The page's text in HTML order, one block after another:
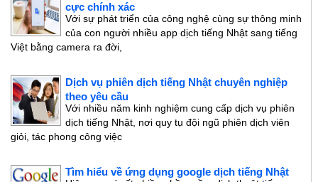
cực chính xác
Với sự phát triển của công nghệ cùng sự thông minh
của con người nhiều app dịch tiếng Nhật sang tiếng
Việt bằng camera ra đời,
Dịch vụ phiên dịch tiếng Nhật chuyên nghiệp
theo yêu cầu
Với nhiều năm kinh nghiệm cung cấp dịch vụ phiên
dịch tiếng Nhật, nơi quy tụ đội ngũ phiên dịch viên
giỏi, tác phong công việc
Tìm hiểu về ứng dụng google dịch tiếng Nhật